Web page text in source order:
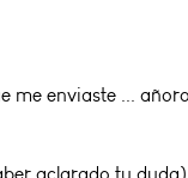
me enviaste ...